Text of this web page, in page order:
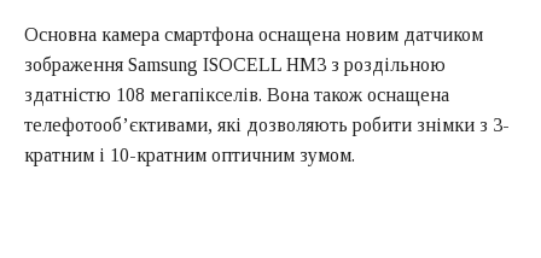
Основна камера смартфона оснащена новим датчиком
зображення Samsung ISOCELL HM3 з роздільною
здатністю 108 мегапікселів. Вона також оснащена
телефотооб’єктивами, які дозволяють робити знімки з 3-
кратним і 10-кратним оптичним зумом.